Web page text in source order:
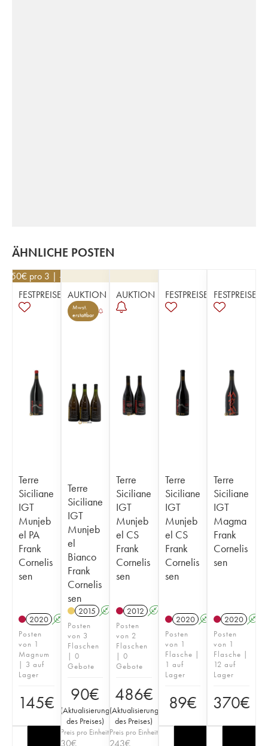
ÄHNLICHE POSTEN
€ pro 3 | -10%
FESTPREISE
Terre
Siciliane
IGT
Munjeb
el PA
Frank
Cornelis
sen
2020 A
Posten
von 1
Magnum
| 3 auf
Lager
145€
AUKTION
Mwst.
erstattbar
Terre
Siciliane
IGT
Munjeb
el
Bianco
Frank
Cornelis
sen
2015 A
Posten
von 3
Flaschen
| 0
Gebote
90€
(Aktualisierung
des Preises)
Preis pro Einheit
30€
AUKTION
Terre
Siciliane
IGT
Munjeb
el CS
Frank
Cornelis
sen
2012 A
Posten
von 2
Flaschen
| 0
Gebote
486€
(Aktualisierung
des Preises)
Preis pro Einheit
243€
FESTPREISE
Terre
Siciliane
IGT
Munjeb
el CS
Frank
Cornelis
sen
2020 A
Posten
von 1
Flasche |
1 auf
Lager
89€
FESTPREISE
Terre
Siciliane
IGT
Magma
Frank
Cornelis
sen
2020 A
Posten
von 1
Flasche |
12 auf
Lager
370€